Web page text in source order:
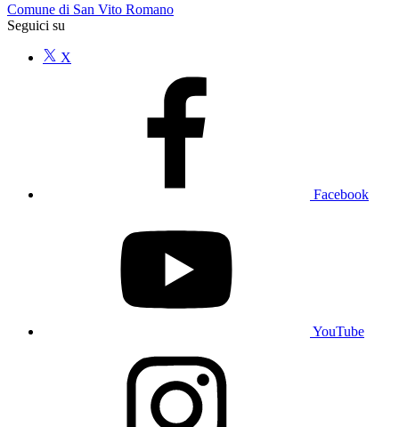
Comune di San Vito Romano
Seguici su
X
Facebook
YouTube